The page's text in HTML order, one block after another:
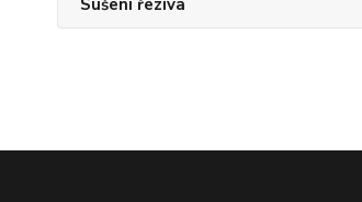
Sušení řeziva